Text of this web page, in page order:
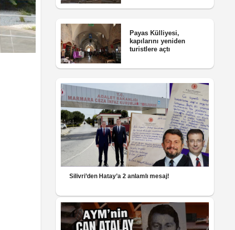
Payas Külliyesi,
kapılarını yeniden
turistlere açtı
Silivri’den Hatay’a 2 anlamlı mesaj!